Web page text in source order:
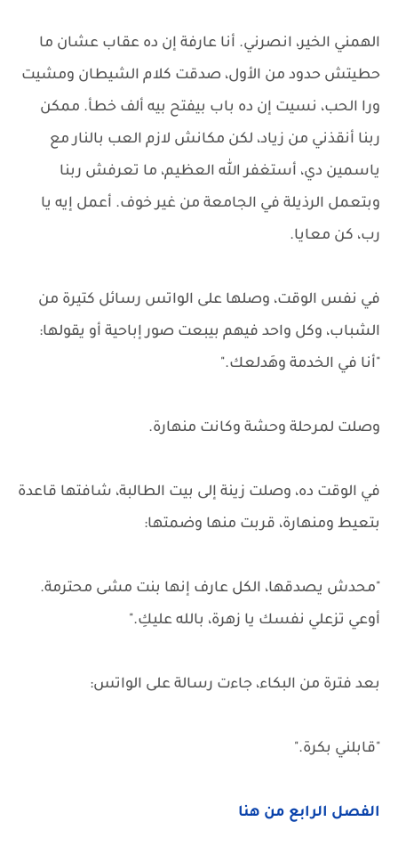
الهمني الخير، انصرني. أنا عارفة إن ده عقاب عشان ما
حطيتش حدود من الأول، صدقت كلام الشيطان ومشيت
ورا الحب، نسيت إن ده باب بيفتح بيه ألف خطأ. ممكن
ربنا أنقذني من زياد، لكن مكانش لازم العب بالنار مع
ياسمين دي، أستغفر الله العظيم، ما تعرفش ربنا
وبتعمل الرذيلة في الجامعة من غير خوف. أعمل إيه يا
رب، كن معايا.
في نفس الوقت، وصلها على الواتس رسائل كتيرة من
الشباب، وكل واحد فيهم بيبعت صور إباحية أو يقولها:
"أنا في الخدمة وهَدلعك."
وصلت لمرحلة وحشة وكانت منهارة.
في الوقت ده، وصلت زينة إلى بيت الطالبة، شافتها قاعدة
بتعيط ومنهارة، قربت منها وضمتها:
"محدش يصدقها، الكل عارف إنها بنت مشى محترمة.
أوعي تزعلي نفسك يا زهرة، بالله عليكِ."
بعد فترة من البكاء، جاءت رسالة على الواتس:
"قابلني بكرة."
الفصل الرابع من هنا